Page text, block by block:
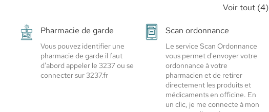
Pharmacie de garde
Vous pouvez identifier une
pharmacie de garde il faut
d'abord appeler le 3237 ou se
connecter sur 3237.fr
Scan ordonnance
Le service Scan Ordonnance
vous permet d'envoyer votre
ordonnance à votre
pharmacien et de retirer
directement les produits et
médicaments en officine. En
un clic, je me connecte à mon
Voir tout (4)